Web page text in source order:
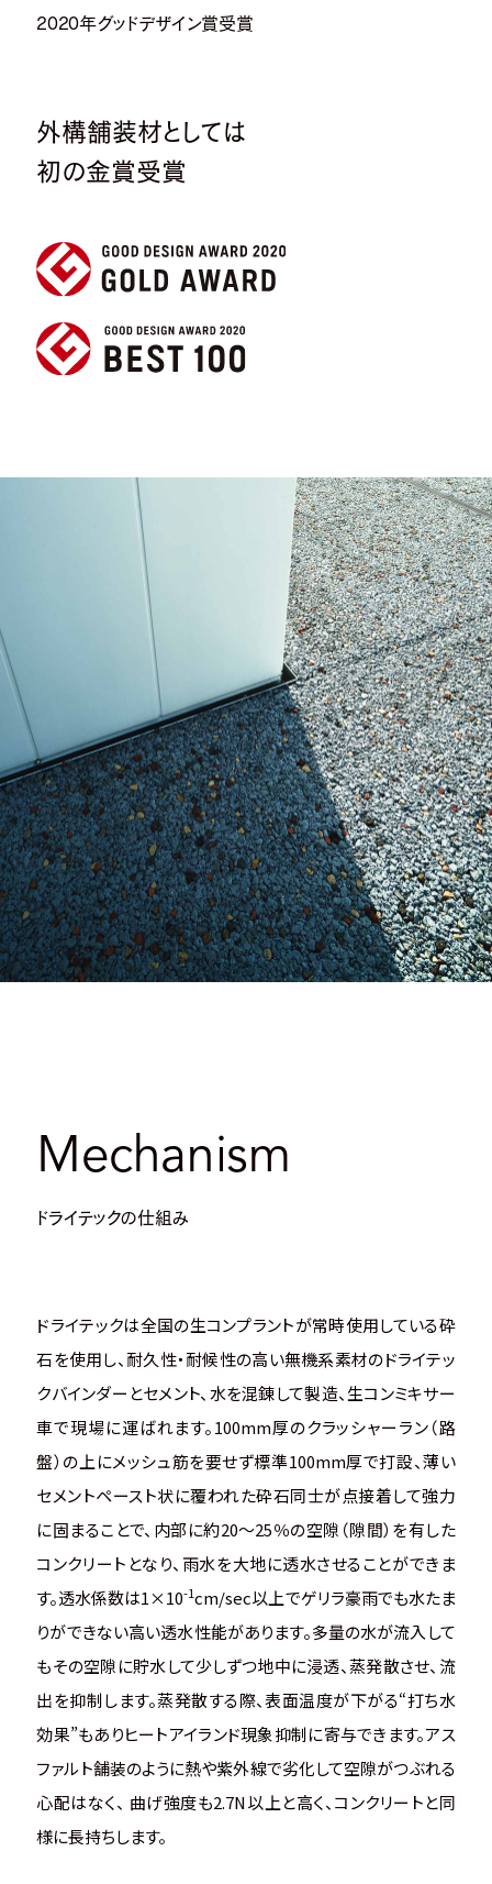
2020年グッドデザイン賞受賞
外構舗装材としては
初の金賞受賞
Mechanism
ドライテックの仕組み
ドライテックは全国の生コンプラントが常時使用している砕
石を使用し、耐久性・耐候性の高い無機系素材のドライテッ
クバインダーとセメント、水を混錬して製造、生コンミキサー
車で現場に運ばれます。100mm厚のクラッシャーラン（路
盤）の上にメッシュ筋を要せず標準100mm厚で打設、薄い
セメントペースト状に覆われた砕石同士が点接着して強力
に固まることで、内部に約20～25％の空隙（隙間）を有した
コンクリートとなり、雨水を大地に透水させることができま
す。透水係数は1×10-1cm/sec以上でゲリラ豪雨でも水たま
りができない高い透水性能があります。多量の水が流入して
もその空隙に貯水して少しずつ地中に浸透、蒸発散させ、流
出を抑制します。蒸発散する際、表面温度が下がる“打ち水
効果”もありヒートアイランド現象抑制に寄与できます。アス
ファルト舗装のように熱や紫外線で劣化して空隙がつぶれる
心配はなく、 曲げ強度も2.7N以上と高く、コンクリートと同
様に長持ちします。